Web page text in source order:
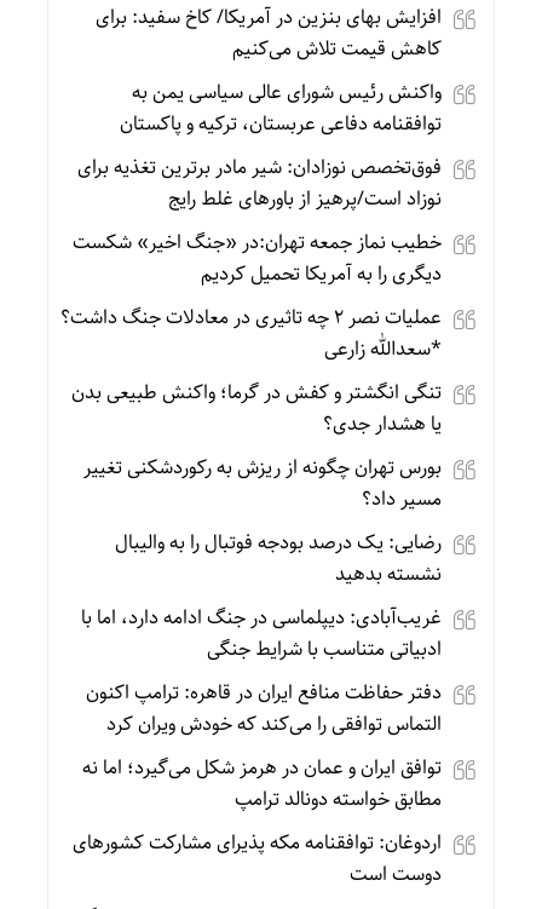
افزایش بهای بنزین در آمریکا/ کاخ سفید: برای
کاهش قیمت تلاش می‌کنیم
واکنش رئیس شورای عالی سیاسی یمن به
توافقنامه دفاعی عربستان، ترکیه و پاکستان
فوق‌تخصص نوزادان: شیر مادر برترین تغذیه برای
نوزاد است/پرهیز از باورهای غلط رایج
خطیب نماز جمعه تهران:در «جنگ اخیر» شکست
دیگری را به آمریکا تحمیل کردیم
عملیات نصر ۲ چه تاثیری در معادلات جنگ داشت؟
*سعدالله زارعی
تنگی انگشتر و کفش در گرما؛ واکنش طبیعی بدن
یا هشدار جدی؟
بورس تهران چگونه از ریزش به رکوردشکنی تغییر
مسیر داد؟
رضایی: یک درصد بودجه فوتبال را به والیبال
نشسته بدهید
غریب‌آبادی: دیپلماسی در جنگ ادامه دارد، اما با
ادبیاتی متناسب با شرایط جنگی
دفتر حفاظت منافع ایران در قاهره: ترامپ اکنون
التماس توافقی را می‌کند که خودش ویران کرد
توافق ایران و عمان در هرمز شکل می‌گیرد؛ اما نه
مطابق خواسته دونالد ترامپ
اردوغان: توافقنامه مکه پذیرای مشارکت کشورهای
دوست است